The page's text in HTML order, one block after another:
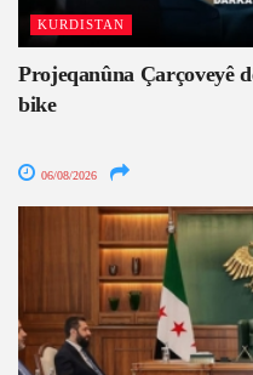
KURDISTAN
Projeqanûna Çarçoveyê
bike
06/08/2026